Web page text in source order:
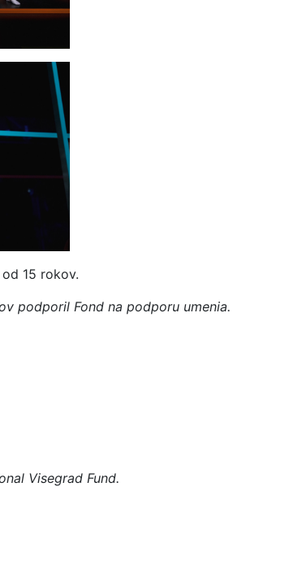
15 rokov.
podporil Fond na podporu umenia.
Visegrad Fund.